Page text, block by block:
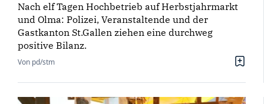
Nach elf Tagen Hochbetrieb auf Herbstjahrmarkt
und Olma: Polizei, Veranstaltende und der
Gastkanton St.Gallen ziehen eine durchweg
positive Bilanz.
Von pd/stm